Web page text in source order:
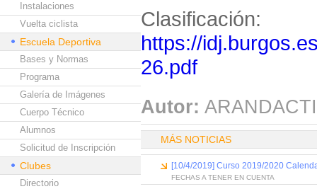
Instalaciones
Vuelta ciclista
Escuela Deportiva
Bases y Normas
Programa
Galería de Imágenes
Cuerpo Técnico
Alumnos
Solicitud de Inscripción
Clubes
Directorio
Clasificación:
https://
26.pdf
Autor:
MÁS NOTICIAS
[10/4/2019] Curso 2019/2020
FECHAS A TENER EN CUENTA